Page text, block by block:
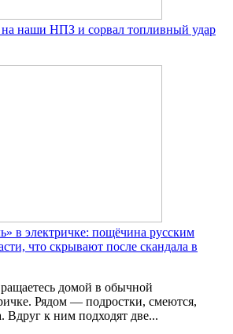
на наши НПЗ и сорвал топливный удар
в электричке: пощёчина русским
что скрывают после скандала в
домой в обычной
Рядом — подростки, смеются,
Вдруг к ним подходят две...